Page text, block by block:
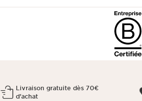
Livraison gratuite dès 70€
d'achat